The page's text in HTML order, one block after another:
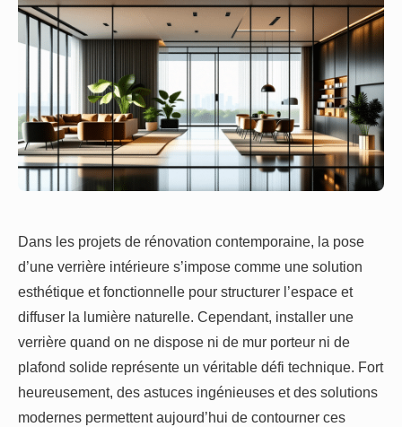
Dans les projets de rénovation contemporaine, la pose
d’une verrière intérieure s’impose comme une solution
esthétique et fonctionnelle pour structurer l’espace et
diffuser la lumière naturelle. Cependant, installer une
verrière quand on ne dispose ni de mur porteur ni de
plafond solide représente un véritable défi technique. Fort
heureusement, des astuces ingénieuses et des solutions
modernes permettent aujourd’hui de contourner ces